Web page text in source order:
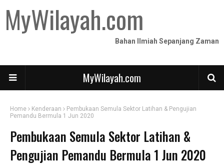
MyWilayah.com
Bahan Ilmiah Sepanjang Zaman
MyWilayah.com
Home Kenderaan
Pembukaan Semula Sektor Latihan & Pengujian
Pemandu Bermula 1 Jun 2020
Pembukaan Semula Sektor Latihan &
Pengujian Pemandu Bermula 1 Jun 2020